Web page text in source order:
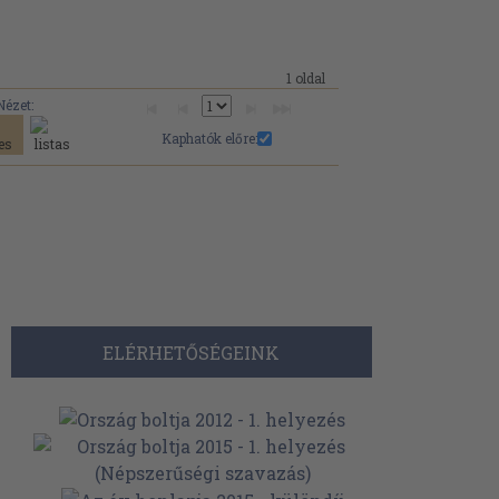
1 oldal
Kaphatók előre:
ELÉRHETŐSÉGEINK